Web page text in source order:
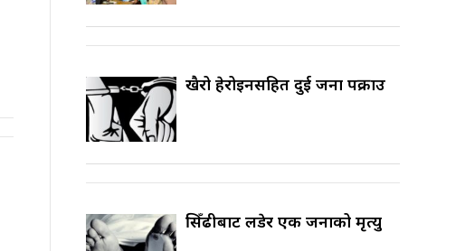
खैरो हेरोइनसहित दुई जना पक्राउ
सिँढीबाट लडेर एक जनाको मृत्यु